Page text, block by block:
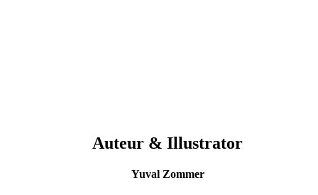
Auteur & Illustrator
Yuval Zommer